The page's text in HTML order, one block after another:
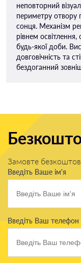
неповторний
периметру отвору
сонця. Механізм
рівнем
будь-якої доби.
довговічність та
бездоганний
Замовте
Введіть Ваше ім'я
Введіть Ваш телефон